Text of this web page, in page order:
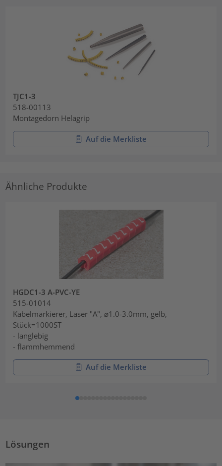
TJC1-3
518-00113
Montagedorn Helagrip
Auf die Merkliste
Ähnliche Produkte
HGDC1-3 A-PVC-YE
515-01014
Kabelmarkierer, Laser "A", ⌀1.0-3.0mm, gelb,
Stück=1000ST
- langlebig
- flammhemmend
Auf die Merkliste
Lösungen